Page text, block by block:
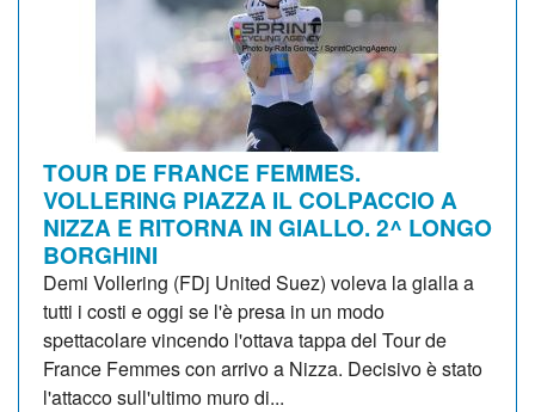
TOUR DE FRANCE FEMMES.
VOLLERING PIAZZA IL COLPACCIO A
NIZZA E RITORNA IN GIALLO. 2^ LONGO
BORGHINI
Demi Vollering (FDj United Suez) voleva la gialla a
tutti i costi e oggi se l'è presa in un modo
spettacolare vincendo l'ottava tappa del Tour de
France Femmes con arrivo a Nizza. Decisivo è stato
l'attacco sull'ultimo muro di...